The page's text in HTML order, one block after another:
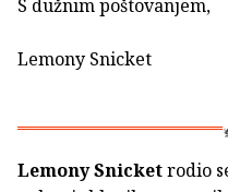
S dužnim poštovanjem,
Lemony Snicket
Lemony Snicketrodio